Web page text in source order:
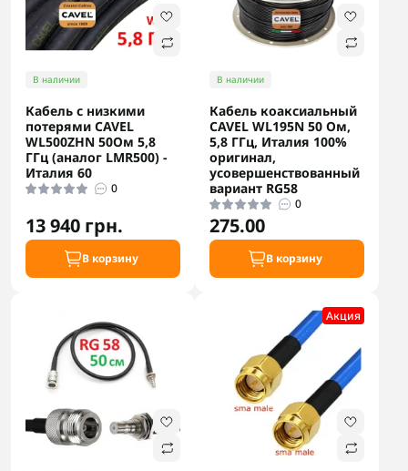
В наличии
Кабель с низкими
потерями CAVEL
WL500ZHN 50Ом 5,8
ГГц (аналог LMR500) -
Италия 60
0
13 940 грн.
В корзину
В наличии
Кабель коаксиальный
CAVEL WL195N 50 Ом,
5,8 ГГц, Италия 100%
оригинал,
усовершенствованный
вариант RG58
0
275.00
В корзину
Акция